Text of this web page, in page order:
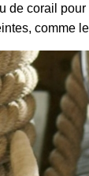
de corail
comme le